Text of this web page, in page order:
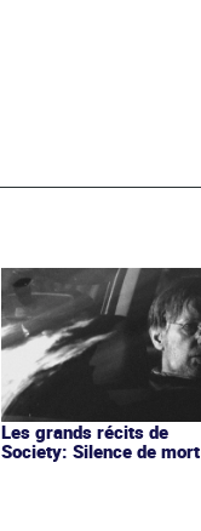
Les grands récits de
Society: Silence de mort